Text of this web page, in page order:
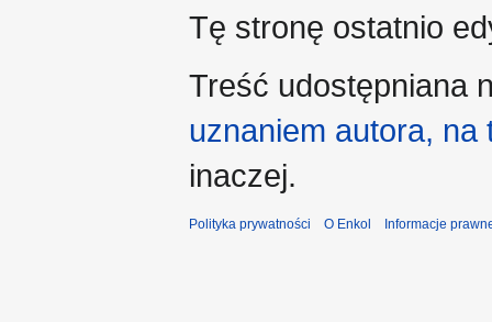
Tę stronę ostatnio
Treść udostępniana
uznaniem autora,
inaczej.
Polityka prywatności O Enkol Informacje